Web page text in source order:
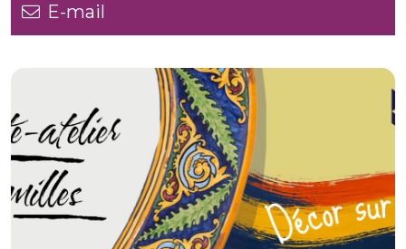
E-mail